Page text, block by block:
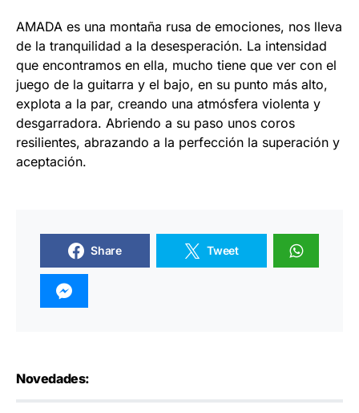
AMADA es una montaña rusa de emociones, nos lleva
de la tranquilidad a la desesperación. La intensidad
que encontramos en ella, mucho tiene que ver con el
juego de la guitarra y el bajo, en su punto más alto,
explota a la par, creando una atmósfera violenta y
desgarradora. Abriendo a su paso unos coros
resilientes, abrazando a la perfección la superación y
aceptación.
Share Tweet
Novedades: